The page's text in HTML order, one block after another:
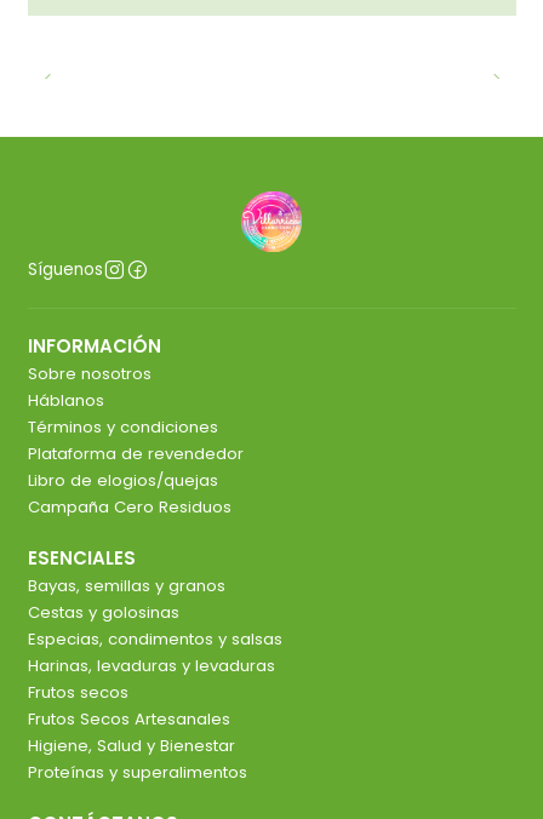
Síguenos
INFORMACIÓN
Sobre nosotros
Háblanos
Términos y condiciones
Plataforma de revendedor
Libro de elogios/quejas
Campaña Cero Residuos
ESENCIALES
Bayas, semillas y granos
Cestas y golosinas
Especias, condimentos y salsas
Harinas, levaduras y levaduras
Frutos secos
Frutos Secos Artesanales
Higiene, Salud y Bienestar
Proteínas y superalimentos